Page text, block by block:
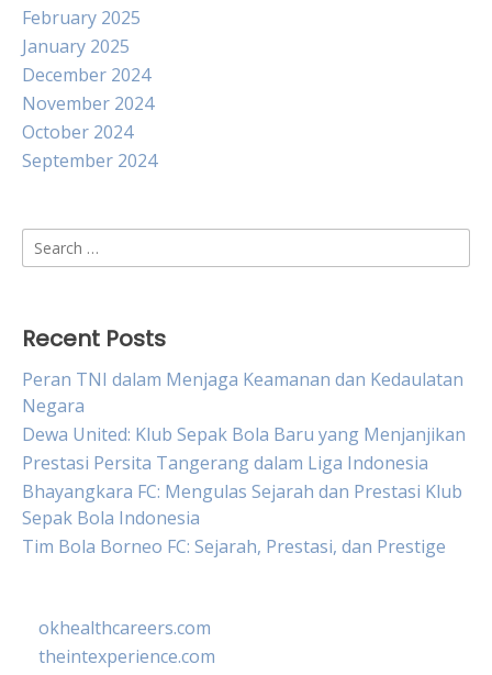
February 2025
January 2025
December 2024
November 2024
October 2024
September 2024
Search
for:
Recent Posts
Peran TNI dalam Menjaga Keamanan dan Kedaulatan
Negara
Dewa United: Klub Sepak Bola Baru yang Menjanjikan
Prestasi Persita Tangerang dalam Liga Indonesia
Bhayangkara FC: Mengulas Sejarah dan Prestasi Klub
Sepak Bola Indonesia
Tim Bola Borneo FC: Sejarah, Prestasi, dan Prestige
okhealthcareers.com
theintexperience.com